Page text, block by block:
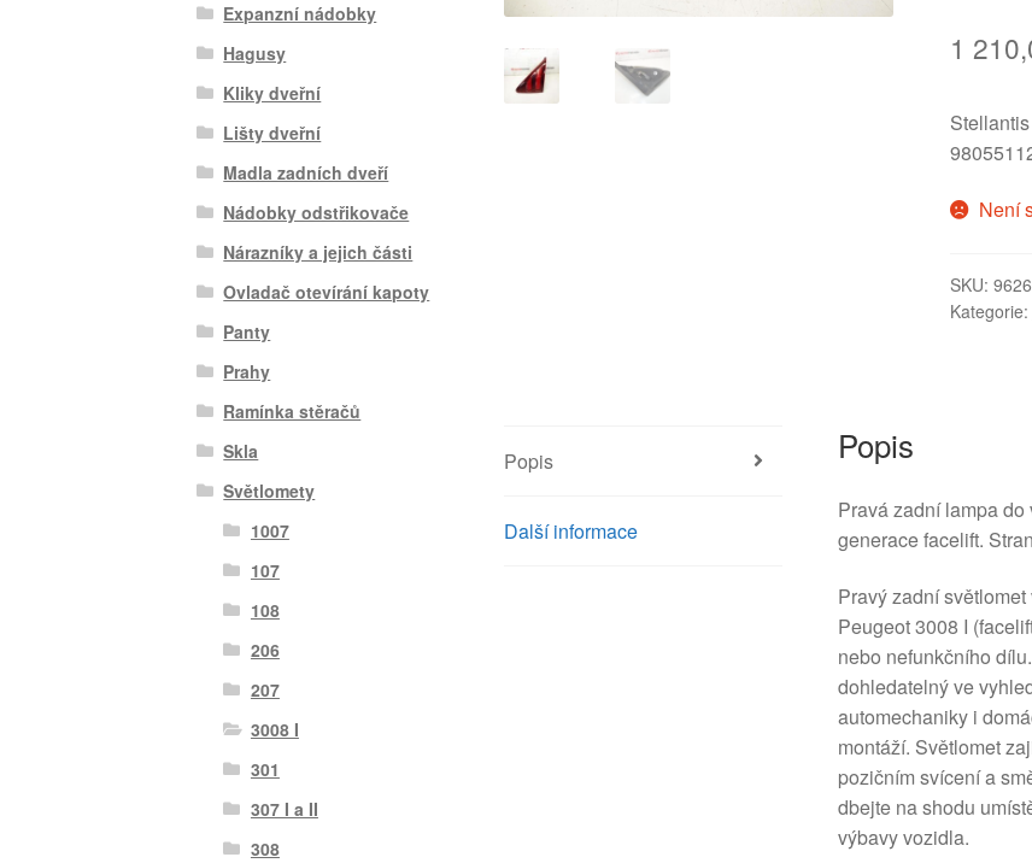
1
Není
SKU:
Kategorie:
Popis
Další informace
Popis
Pravá zadní lampa
generace facelift.
Pravý zadní
Peugeot 3008 I
nebo nefunkčního
dohledatelný ve
automechaniky i
montáží. Světlomet
pozičním svícení a
dbejte na shodu
výbavy vozidla.
Expanzní nádobky
Hagusy
Kliky dveřní
Lišty dveřní
Madla zadních dveří
Nádobky odstřikovače
Nárazníky a jejich části
Ovladač otevírání kapoty
Panty
Prahy
Ramínka stěračů
Skla
Světlomety
1007
107
108
206
207
3008 I
301
307 I a II
308